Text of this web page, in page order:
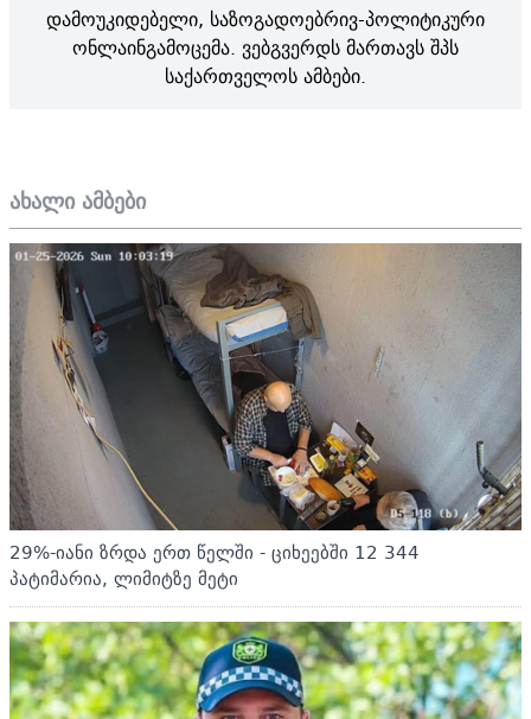
ახალი ამბები
29%-იანი ზრდა ერთ წელში - ციხეებში 12 344
პატიმარია, ლიმიტზე მეტი
დამოუკიდებელი, საზოგადოებრივ-პოლიტიკური
ონლაინგამოცემა. ვებგვერდს მართავს შპს
საქართველოს ამბები.